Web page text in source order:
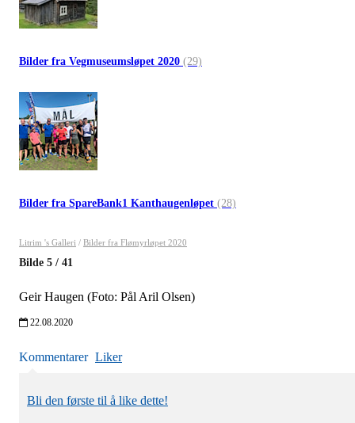
Bilder fra Vegmuseumsløpet 2020 (29)
Bilder fra SpareBank1 Kanthaugenløpet (28)
Litrim 's Galleri / Bilder fra Flømyrløpet 2020
Bilde 5 / 41
Geir Haugen (Foto: Pål Aril Olsen)
22.08.2020
Kommentarer Liker
Bli den første til å like dette!